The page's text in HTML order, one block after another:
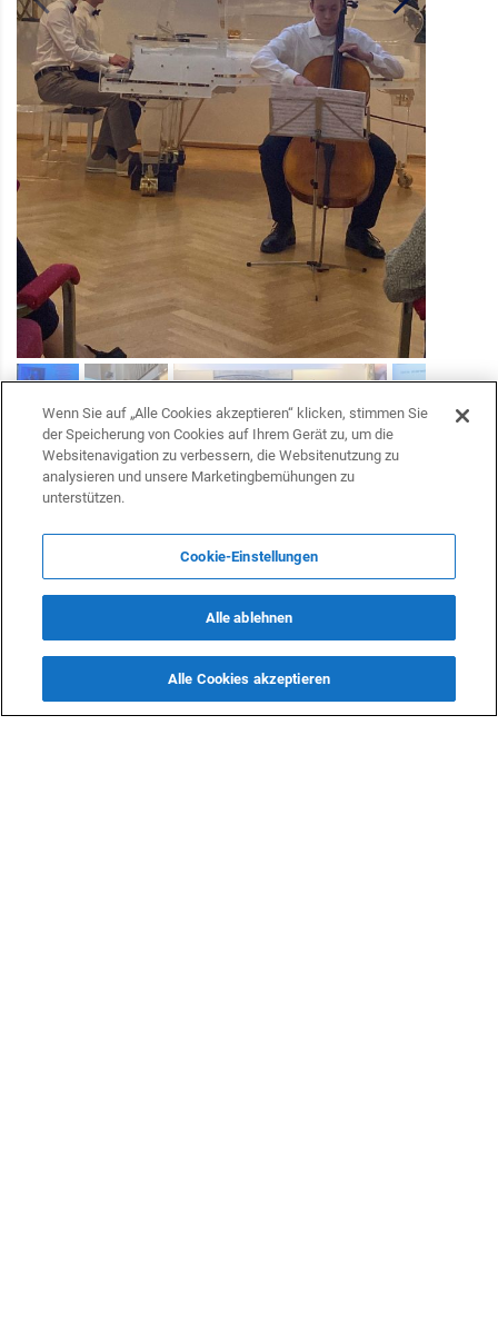
Folgen Sie uns auf Telegram
Folgen Sie uns auf Facebook
Folgen Sie uns auf Twitter
Wenn Sie auf „Alle Cookies akzeptieren“ klicken, stimmen Sie
der Speicherung von Cookies auf Ihrem Gerät zu, um die
Websitenavigation zu verbessern, die Websitenutzung zu
analysieren und unsere Marketingbemühungen zu
unterstützen.
Cookie-Einstellungen
Alle ablehnen
Alle Cookies akzeptieren